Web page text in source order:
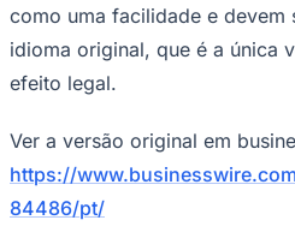
como uma facilidade e devem
idioma original, que é a única
efeito legal.
Ver a versão original em
https://
84486/pt/